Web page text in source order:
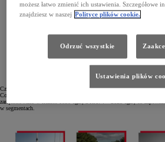
Cztery modele osobowe Toyoty zajęły też pierwsze miejsca w swoich
Corolla oraz Toyota C-HR, której na drugim miejscu towarzyszy
zarejestrowano w liczbie 1030 egz., a RAV4 – 2125 egz., co
w segmentach.
możesz łatwo zmienić ich ustawienia. Szczegółowe
znajdziesz w naszej Polityce plików cookie.
Odrzuć wszystkie
Ustawienia plików